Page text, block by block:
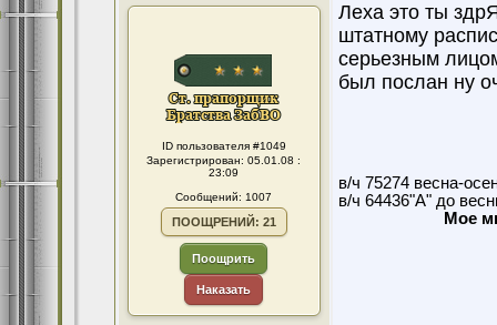
ID пользователя #1049
Зарегистрирован: 05.01.08 :
23:09
Сообщений: 1007
ПООЩРЕНИЙ: 21
Поощрить
Наказать
Леха это ты
штатному
серьезным
был послан ну
в/ч 75274 весна-
в/ч 64436"А" до
Мое